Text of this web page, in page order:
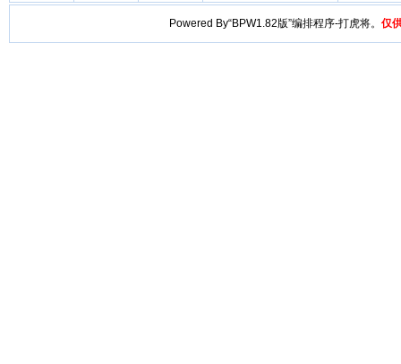
Powered By“BPW1.82版”编排程序-打虎将。 仅